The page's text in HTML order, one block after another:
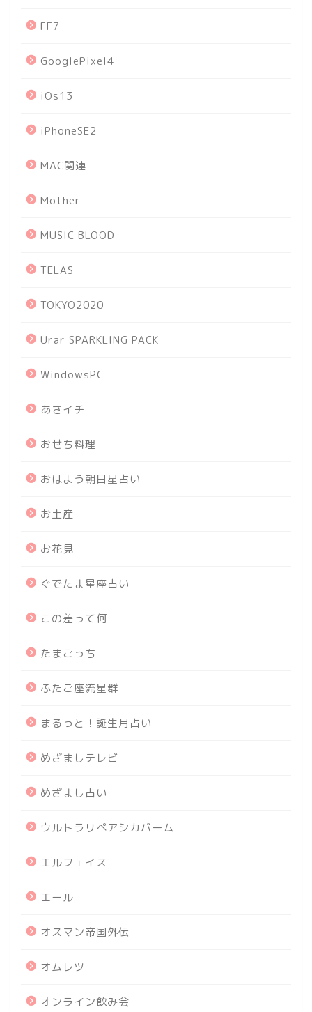
FF7
GooglePixel4
iOs13
iPhoneSE2
MAC関連
Mother
MUSIC BLOOD
TELAS
TOKYO2020
Urar SPARKLING PACK
WindowsPC
あさイチ
おせち料理
おはよう朝日星占い
お土産
お花見
ぐでたま星座占い
この差って何
たまごっち
ふたご座流星群
まるっと！誕生月占い
めざましテレビ
めざまし占い
ウルトラリペアシカバーム
エルフェイス
エール
オスマン帝国外伝
オムレツ
オンライン飲み会